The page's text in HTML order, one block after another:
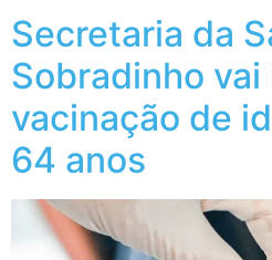
Secretaria da
Sobradinho vai
vacinação de
64 anos